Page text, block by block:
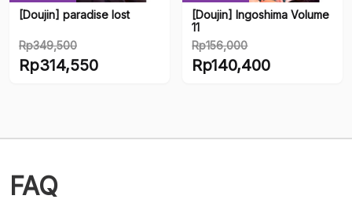
[Doujin] paradise lost
Rp349,500
Original
Rp314,550
Rp314,550.
[Doujin] Ingoshima Volume
11
Rp156,000
Original
Rp140,400
Rp140,400.
FAQ